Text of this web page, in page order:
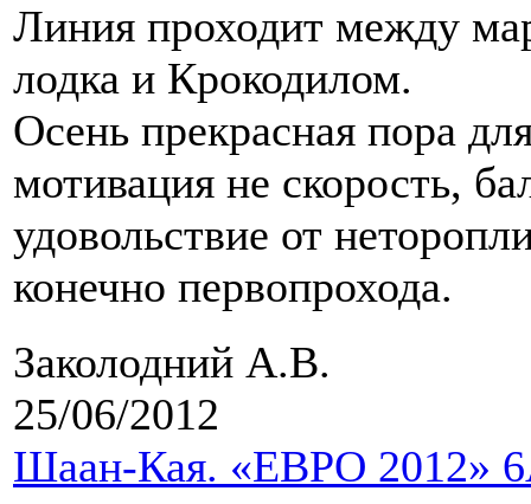
Линия проходит между
лодка и Крокодилом.
Осень прекрасная пора
мотивация не скорость,
удовольствие от
конечно первопрохода.
Заколодний А.В.
25/06/2012
Шаан-Кая. «ЕВРО 2012»